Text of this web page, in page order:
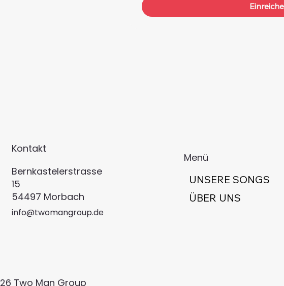
Kontakt
Bernkastelerstrasse
15
54497 Morbach​
info@twomangroup.de
Menü
UNSERE SONGS
ÜBER UNS
Two Man Group